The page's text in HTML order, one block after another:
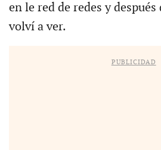
en le red de redes y
volví a ver.
PUBLICIDAD